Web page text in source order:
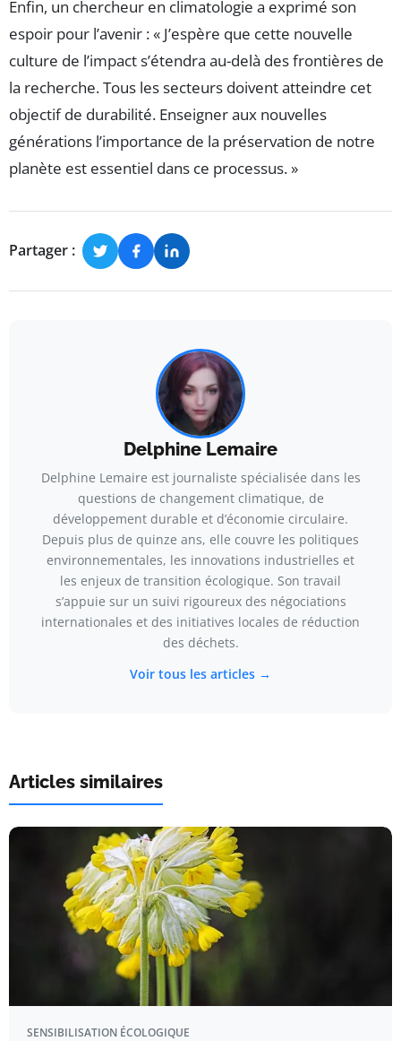
Enfin, un chercheur en climatologie a exprimé son
espoir pour l’avenir : « J’espère que cette nouvelle
culture de l’impact s’étendra au-delà des frontières de
la recherche. Tous les secteurs doivent atteindre cet
objectif de durabilité. Enseigner aux nouvelles
générations l’importance de la préservation de notre
planète est essentiel dans ce processus. »
Partager :
Delphine Lemaire
Delphine Lemaire est journaliste spécialisée dans les
questions de changement climatique, de
développement durable et d’économie circulaire.
Depuis plus de quinze ans, elle couvre les politiques
environnementales, les innovations industrielles et
les enjeux de transition écologique. Son travail
s’appuie sur un suivi rigoureux des négociations
internationales et des initiatives locales de réduction
des déchets.
Voir tous les articles →
Articles similaires
SENSIBILISATION ÉCOLOGIQUE